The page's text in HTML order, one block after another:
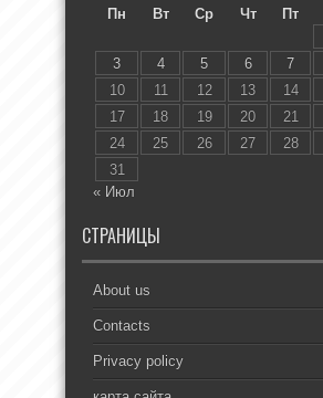
Пн
Вт Ср Чт Пт
3
4 5 6 7
10
11 12 13 14
17
18 19 20 21
24
25 26 27 28
31
« Июл
СТРАНИЦЫ
About us
Contacts
Privacy policy